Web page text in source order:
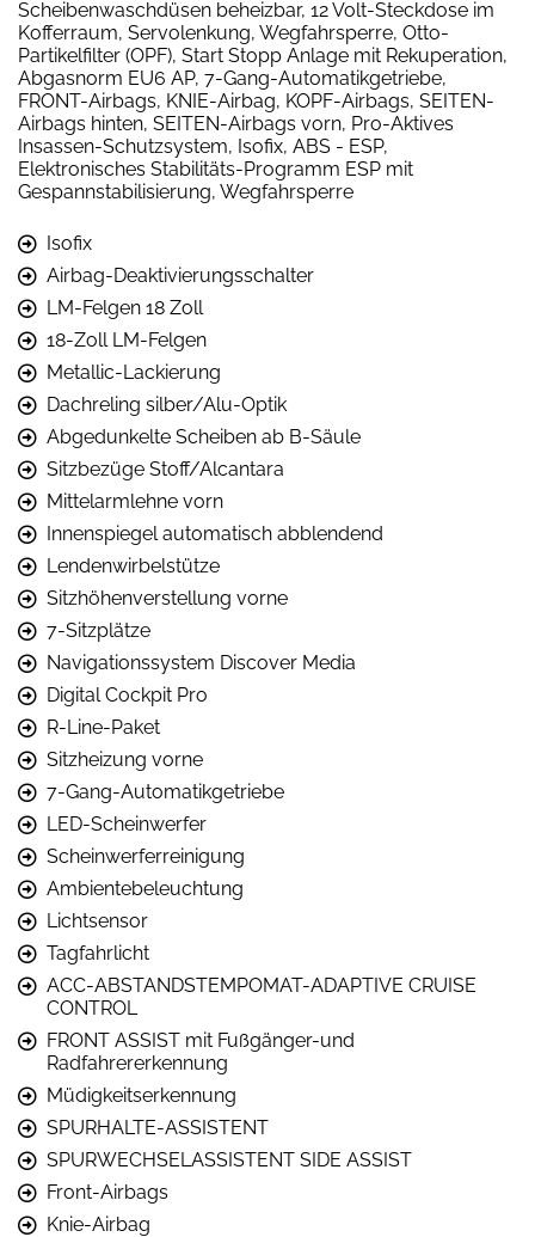
Scheibenwaschdüsen beheizbar, 12 Volt-Steckdose im
Kofferraum, Servolenkung, Wegfahrsperre, Otto-
Partikelfilter (OPF), Start Stopp Anlage mit Rekuperation,
Abgasnorm EU6 AP, 7-Gang-Automatikgetriebe,
FRONT-Airbags, KNIE-Airbag, KOPF-Airbags, SEITEN-
Airbags hinten, SEITEN-Airbags vorn, Pro-Aktives
Insassen-Schutzsystem, Isofix, ABS - ESP,
Elektronisches Stabilitäts-Programm ESP mit
Gespannstabilisierung, Wegfahrsperre
Isofix
Airbag-Deaktivierungsschalter
LM-Felgen 18 Zoll
18-Zoll LM-Felgen
Metallic-Lackierung
Dachreling silber/Alu-Optik
Abgedunkelte Scheiben ab B-Säule
Sitzbezüge Stoff/Alcantara
Mittelarmlehne vorn
Innenspiegel automatisch abblendend
Lendenwirbelstütze
Sitzhöhenverstellung vorne
7-Sitzplätze
Navigationssystem Discover Media
Digital Cockpit Pro
R-Line-Paket
Sitzheizung vorne
7-Gang-Automatikgetriebe
LED-Scheinwerfer
Scheinwerferreinigung
Ambientebeleuchtung
Lichtsensor
Tagfahrlicht
ACC-ABSTANDSTEMPOMAT-ADAPTIVE CRUISE
CONTROL
FRONT ASSIST mit Fußgänger-und
Radfahrererkennung
Müdigkeitserkennung
SPURHALTE-ASSISTENT
SPURWECHSELASSISTENT SIDE ASSIST
Front-Airbags
Knie-Airbag